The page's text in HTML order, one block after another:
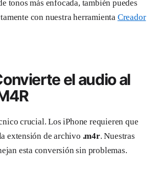
tonos más enfocada, también puedes
con nuestra herramienta Creador
el audio al
crucial. Los iPhone requieren que
extensión de archivo .m4r. Nuestras
esta conversión sin problemas.